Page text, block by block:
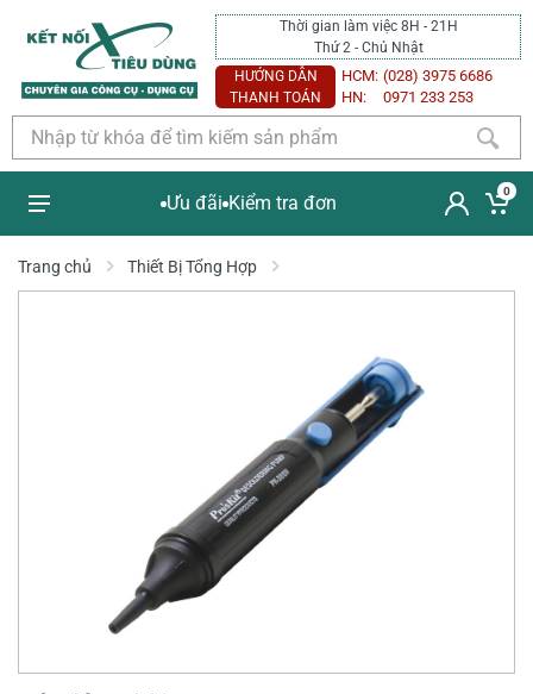
Thời gian làm việc 8H - 21H
Thứ 2 - Chủ Nhật
HƯỚNG DẪN
THANH TOÁN
HCM: (028) 3975 6686
HN:
0971 233 253
Ưu đãi Kiểm tra đơn
0
Trang chủ Thiết Bị Tổng Hợp